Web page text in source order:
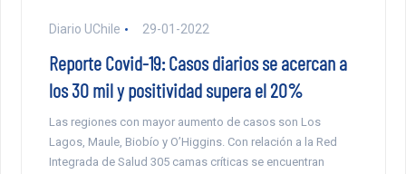
Diario UChile 29-01-2022
Reporte Covid-19: Casos diarios se acercan a
los 30 mil y positividad supera el 20%
Las regiones con mayor aumento de casos son Los
Lagos, Maule, Biobío y O’Higgins. Con relación a la Red
Integrada de Salud 305 camas críticas se encuentran